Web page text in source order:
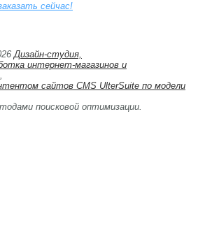
сейчас!
Дизайн-студия,
интернет-магазинов и
,
сайтов CMS UlterSuite по модели
поисковой оптимизации.